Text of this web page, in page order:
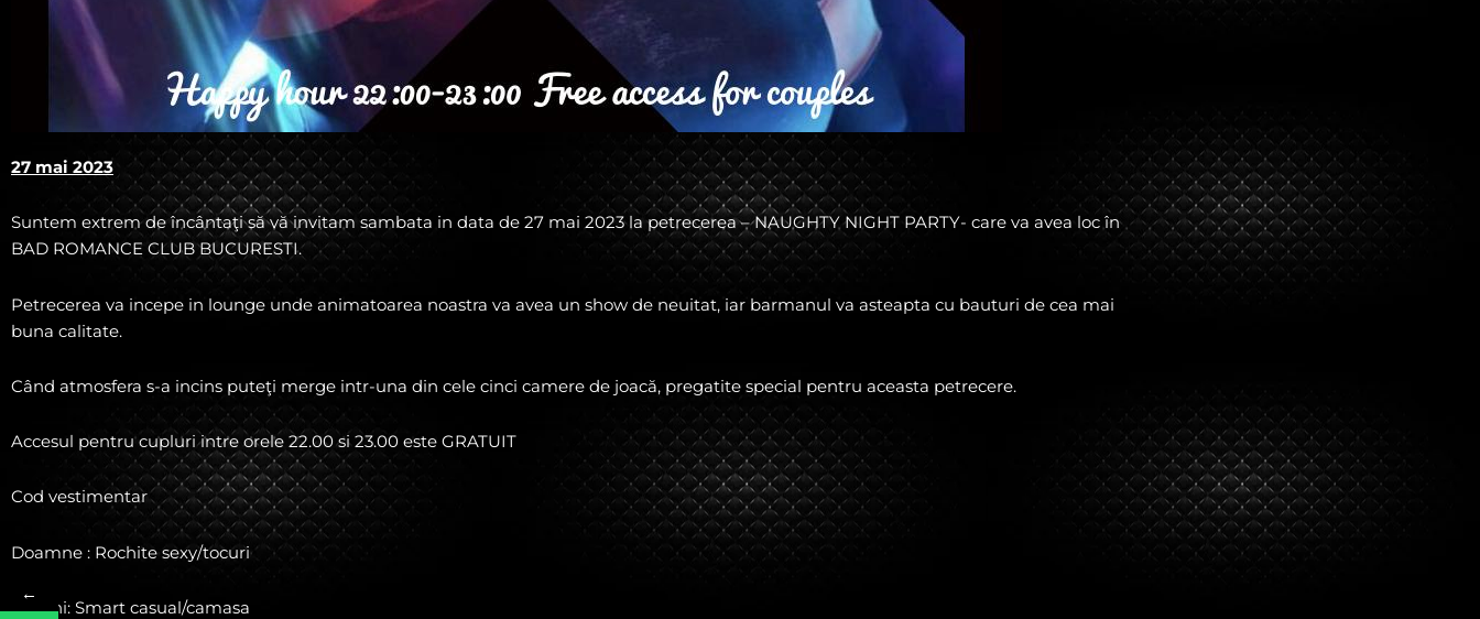
27 mai 2023
Suntem extrem de încântaţi să vă invitam sambata in data de 27 mai 2023 la petrecerea – NAUGHTY NIGHT PARTY- care va avea loc în
BAD ROMANCE CLUB BUCURESTI.
Petrecerea va incepe in lounge unde animatoarea noastra va avea un show de neuitat, iar barmanul va asteapta cu bauturi de cea mai
buna calitate.
Când atmosfera s-a incins puteţi merge intr-una din cele cinci camere de joacă, pregatite special pentru aceasta petrecere.
Accesul pentru cupluri intre orele 22.00 si 23.00 este GRATUIT
Cod vestimentar
Doamne : Rochite sexy/tocuri
Domni: Smart casual/camasa
←